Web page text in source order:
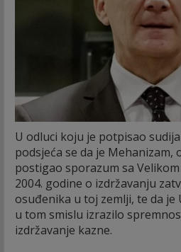
U odluci koju je potpisao
podsjeća se da je
postigao sporazum sa
2004. godine o izdržavanju
osuđenika u toj zemlji, te da je
u tom smislu izrazilo
izdržavanje kazne.